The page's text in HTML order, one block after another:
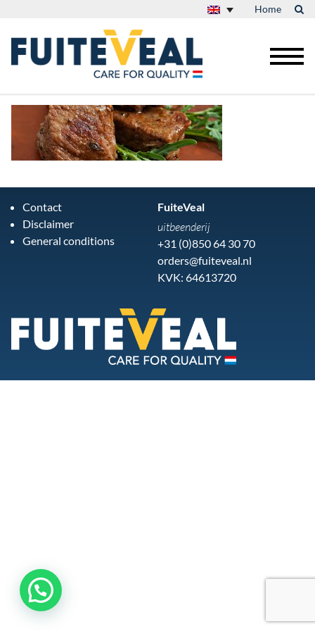
Home
Contact
Disclaimer
General conditions
FuiteVeal
uitbeenderij
+31 (0)850 64 30 70
orders@fuiteveal.nl
KVK: 64613720